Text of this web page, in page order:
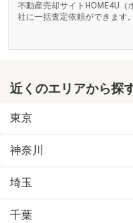
不動産売却サイトHOME4U
社に一括査定依頼ができます。
近くのエリアから探
東京
神奈川
埼玉
千葉